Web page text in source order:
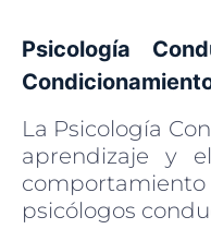
Psicología
La Psicología
aprendizaje y
psicólogos